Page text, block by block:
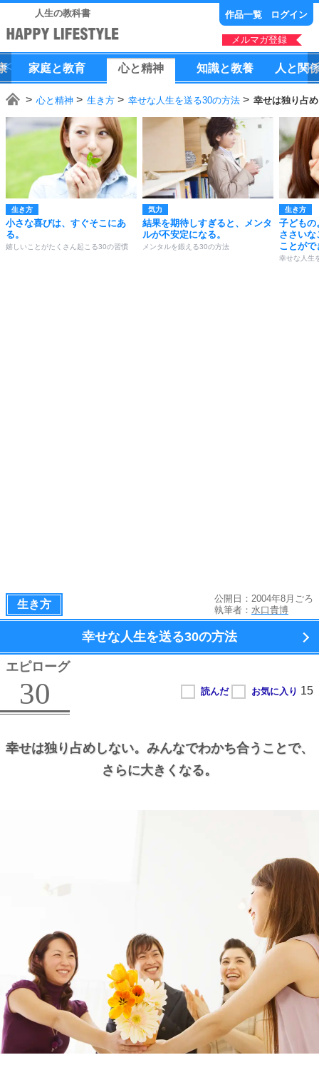
人生の教科書 作品一覧 ログイン
メルマガ登録
家庭と教育 心と精神 知識と教養 人 と 関
心と精神 生き方 幸せな人生を送る30の方法 幸せは独り占
生き方
小さな喜びは、すぐそこにあ
る。
嬉しいことがたくさん起こる30の習慣
気力
結果を期待しすぎると、メンタ
ルが不安定になる。
メンタルを鍛える30の方法
生き方
子どもの
ささい
ことがで
幸せな人生
生き方
公開日：2004年8月ごろ
執筆者： 水口貴博
幸せな人生を送る30の方法
エピローグ
30
幸せは独り占めしない。 みんなでわかち合うことで、
さらに大きくなる。